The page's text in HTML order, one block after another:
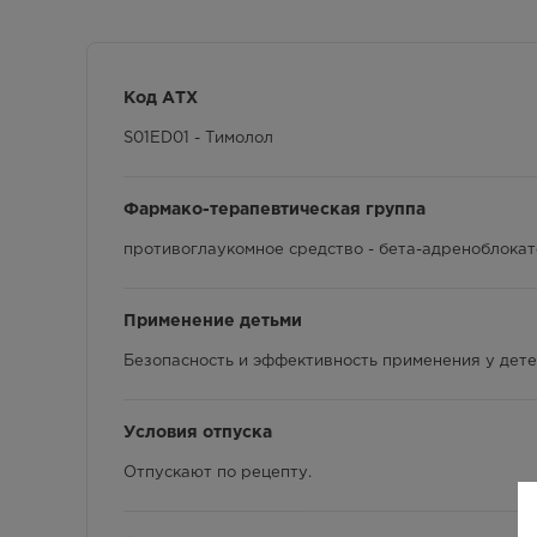
Код АТХ
S01ED01 - Тимолол
Фармако-терапевтическая группа
противоглаукомное средство - бета-
Применение детьми
Безопасность и эффективность применения у
Условия отпуска
Отпускают по рецепту.